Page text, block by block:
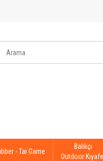
- Tai Game
Balıkçı
Outdoor